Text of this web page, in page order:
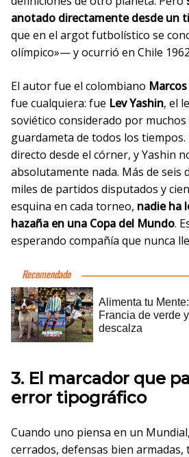
anotado directamente desde un
que en el argot futbolístico se
olímpico»— y ocurrió en Chile
El autor fue el colombiano
fue cualquiera: fue Lev Yashin, el
soviético considerado por
guardameta de todos los
directo desde el córner, y Yashin
absolutamente nada. Más de seis
miles de partidos disputados y
esquina en cada torneo, nadie ha
hazaña en una Copa del Mundo.
esperando compañía que nunca
3. El marcador que
error tipográfico
Cuando uno piensa en un
cerrados, defensas bien